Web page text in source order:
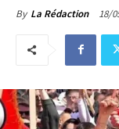
By La Rédaction 18/